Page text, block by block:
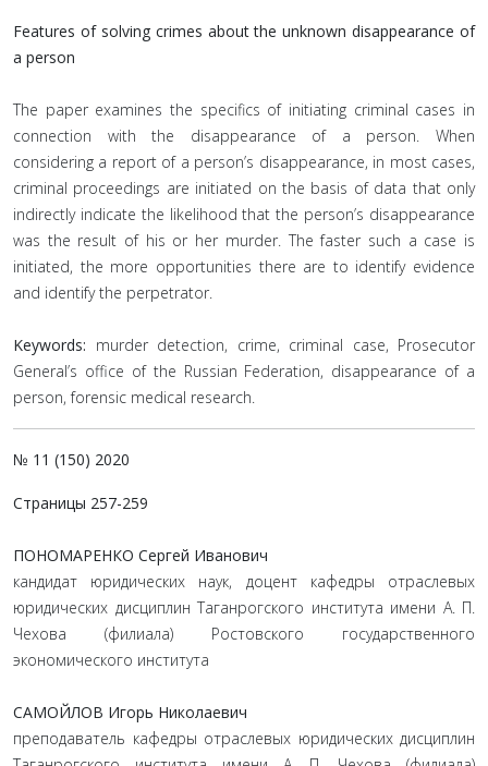
Features of solving crimes about the unknown disappearance of
a person
The paper examines the specifics of initiating criminal cases in
connection with the disappearance of a person. When
considering a report of a person’s disappearance, in most cases,
criminal proceedings are initiated on the basis of data that only
indirectly indicate the likelihood that the person’s disappearance
was the result of his or her murder. The faster such a case is
initiated, the more opportunities there are to identify evidence
and identify the perpetrator.
Keywords: murder detection, crime, criminal case, Prosecutor
General’s office of the Russian Federation, disappearance of a
person, forensic medical research.
№ 11 (150) 2020
Страницы 257-259
ПОНОМАРЕНКО Сергей Иванович
кандидат юридических наук, доцент кафедры отраслевых
юридических дисциплин Таганрогского института имени А. П.
Чехова (филиала) Ростовского государственного
экономического института
САМОЙЛОВ Игорь Николаевич
преподаватель кафедры отраслевых юридических дисциплин